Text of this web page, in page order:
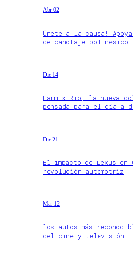
Abr 02
Únete a la causa!
de canotaje polinésico
Dic 14
Farm x Rio, la nueva
pensada para el día a
Dic 21
El impacto de Lexus
revolución automotriz
Mar 12
los autos más
del cine y televisión